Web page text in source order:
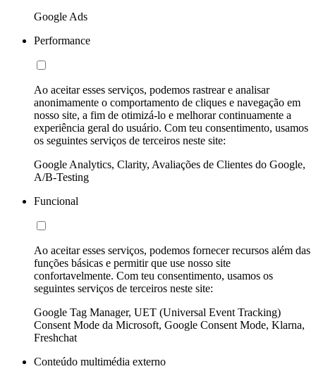
Google Ads
Performance
Ao aceitar esses serviços, podemos rastrear e analisar
anonimamente o comportamento de cliques e navegação em
nosso site, a fim de otimizá-lo e melhorar continuamente a
experiência geral do usuário. Com teu consentimento, usamos
os seguintes serviços de terceiros neste site:
Google Analytics, Clarity, Avaliações de Clientes do Google,
A/B-Testing
Funcional
Ao aceitar esses serviços, podemos fornecer recursos além das
funções básicas e permitir que use nosso site
confortavelmente. Com teu consentimento, usamos os
seguintes serviços de terceiros neste site:
Google Tag Manager, UET (Universal Event Tracking)
Consent Mode da Microsoft, Google Consent Mode, Klarna,
Freshchat
Conteúdo multimédia externo